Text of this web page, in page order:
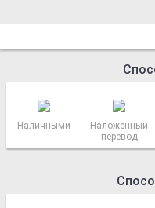
Наличными
Наложенный
перевод